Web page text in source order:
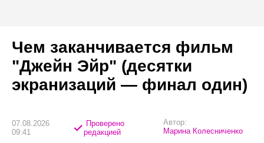
Чем заканчивается фильм
"Джейн Эйр" (десятки
экранизаций — финал один)
07.08.2026
09:41
Проверено
редакцией
Автор:
Марина Колесниченко